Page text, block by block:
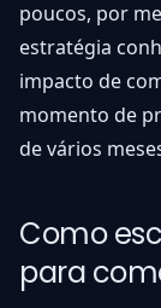
poucos, por
estratégia
impacto de
momento de
de vários
Como
para